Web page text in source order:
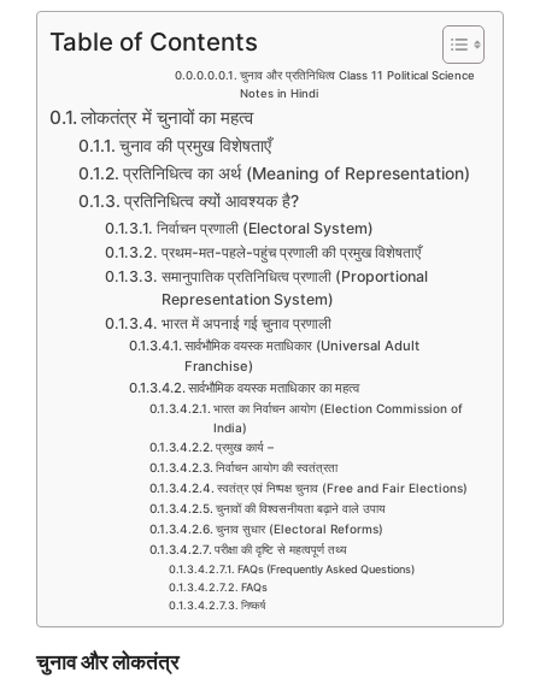
b
o
k
A
p
a
m
st
Table of Contents
चुनाव और प्रतिनिधित्व Class 11 Political Science
Notes in Hindi
लोकतंत्र में चुनावों का महत्व
चुनाव की प्रमुख विशेषताएँ
प्रतिनिधित्व का अर्थ (Meaning of Representation)
प्रतिनिधित्व क्यों आवश्यक है?
निर्वाचन प्रणाली (Electoral System)
प्रथम-मत-पहले-पहुंच प्रणाली की प्रमुख विशेषताएँ
समानुपातिक प्रतिनिधित्व प्रणाली (Proportional
Representation System)
भारत में अपनाई गई चुनाव प्रणाली
सार्वभौमिक वयस्क मताधिकार (Universal Adult
Franchise)
सार्वभौमिक वयस्क मताधिकार का महत्व
भारत का निर्वाचन आयोग (Election Commission of
India)
प्रमुख कार्य –
निर्वाचन आयोग की स्वतंत्रता
स्वतंत्र एवं निष्पक्ष चुनाव (Free and Fair Elections)
चुनावों की विश्वसनीयता बढ़ाने वाले उपाय
चुनाव सुधार (Electoral Reforms)
परीक्षा की दृष्टि से महत्वपूर्ण तथ्य
FAQs (Frequently Asked Questions)
FAQs
निष्कर्ष
चुनाव और लोकतंत्र